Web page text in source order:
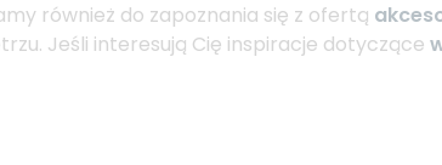
również do zapoznania się z ofertą
Jeśli interesują Cię inspiracje dotyczące